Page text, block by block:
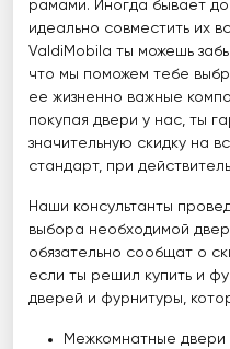
рамами. Иногда бывает
идеально совместить их
ValdiMobila ты можешь
что мы поможем тебе
ее жизненно важные
покупая двери у нас, ты
значительную скидку на
стандарт, при
Наши консультанты
выбора необходимой
обязательно сообщат о
если ты решил купить и
дверей и фурнитуры,
Межкомнатные двери